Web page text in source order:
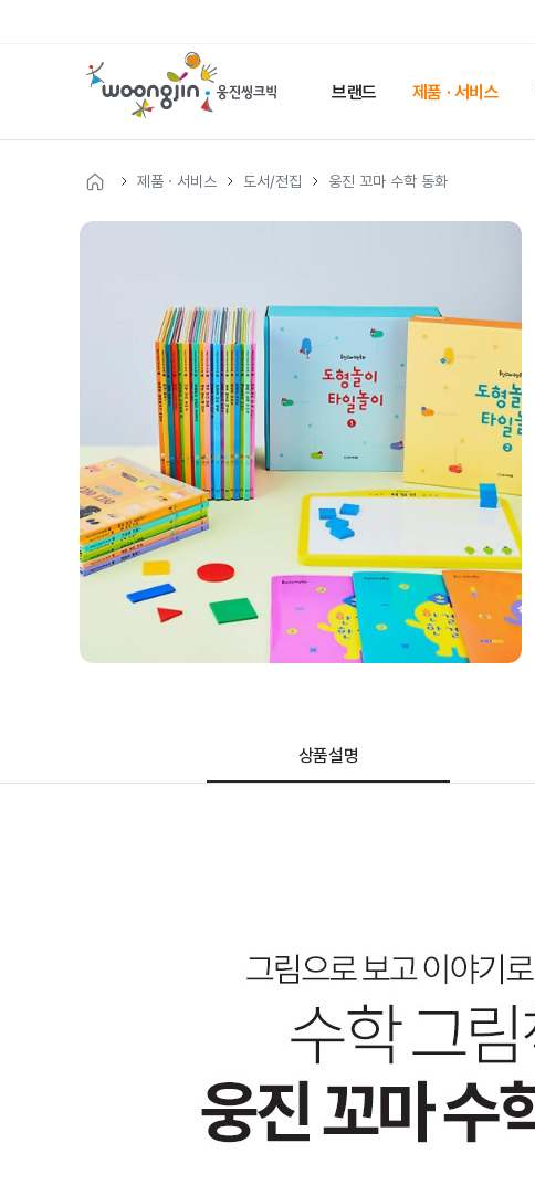
웅
진
크
빅
메
인
브랜드 제품 · 서비스
제품 · 서비스 도서/전집 웅진 꼬마 수학 동화
웅
제
품
상
페
상품설명